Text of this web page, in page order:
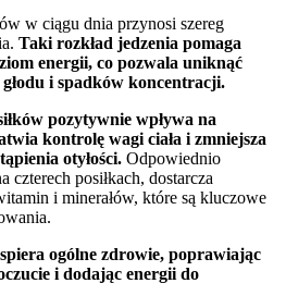
w ciągu dnia przynosi szereg
Taki rozkład jedzenia pomaga
energii, co pozwala uniknąć
i spadków koncentracji.
pozytywnie wpływa na
kontrolę wagi ciała i zmniejsza
otyłości. Odpowiednio
czterech posiłkach, dostarcza
i minerałów, które są kluczowe
ogólne zdrowie, poprawiając
i dodając energii do